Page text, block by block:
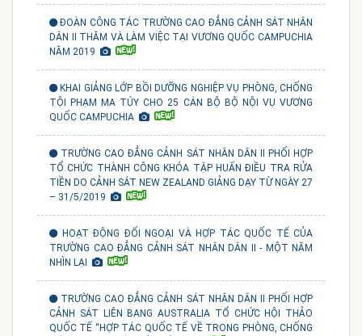
ĐOÀN CÔNG TÁC TRƯỜNG CAO ĐẲNG CẢNH SÁT NHÂN
DÂN II THĂM VÀ LÀM VIỆC TẠI VƯƠNG QUỐC CAMPUCHIA
NĂM 2019
KHAI GIẢNG LỚP BỒI DƯỠNG NGHIỆP VỤ PHÒNG, CHỐNG
TỘI PHẠM MA TÚY CHO 25 CÁN BỘ BỘ NỘI VỤ VƯƠNG
QUỐC CAMPUCHIA
TRƯỜNG CAO ĐẲNG CẢNH SÁT NHÂN DÂN II PHỐI HỢP
TỔ CHỨC THÀNH CÔNG KHÓA TẬP HUẤN ĐIỀU TRA RỬA
TIỀN DO CẢNH SÁT NEW ZEALAND GIẢNG DẠY TỪ NGÀY 27
– 31/5/2019
HOẠT ĐỘNG ĐỐI NGOẠI VÀ HỢP TÁC QUỐC TẾ CỦA
TRƯỜNG CAO ĐẲNG CẢNH SÁT NHÂN DÂN II - MỘT NĂM
NHÌN LẠI
TRƯỜNG CAO ĐẲNG CẢNH SÁT NHÂN DÂN II PHỐI HỢP
CẢNH SÁT LIÊN BANG AUSTRALIA TỔ CHỨC HỘI THẢO
QUỐC TẾ “HỢP TÁC QUỐC TẾ VỀ TRONG PHÒNG, CHỐNG